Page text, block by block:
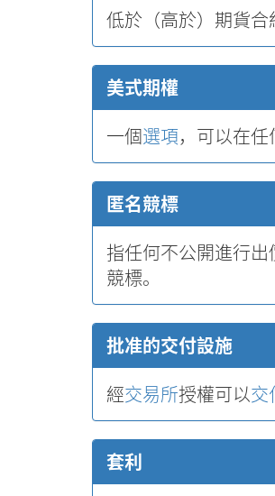
低於（高於）期貨合
美式期權
一個選項，可以在
匿名競標
指任何不公開進行
競標。
批准的交付設施
經交易所授權可以交
套利